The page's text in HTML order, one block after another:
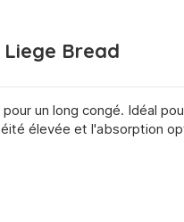
Bread
un long congé. Idéal
élevée et l'absorption